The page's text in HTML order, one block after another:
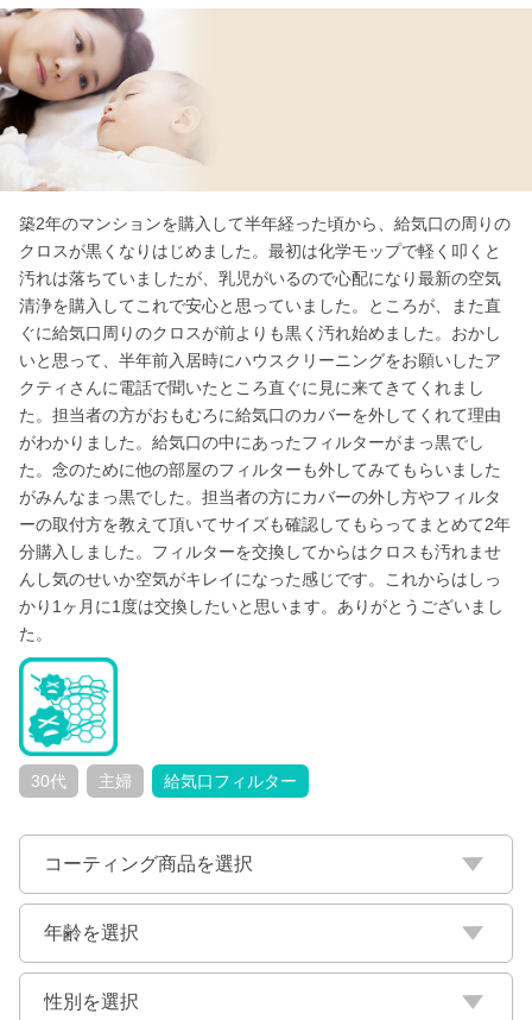
築2年のマンションを購入して半年経った頃から、給気口の周りの
クロスが黒くなりはじめました。最初は化学モップで軽く叩くと
汚れは落ちていましたが、乳児がいるので心配になり最新の空気
清浄を購入してこれで安心と思っていました。
ところが、また直
ぐに給気口周りのクロスが前よりも黒く汚れ始めました。おかし
いと思って、半年前入居時にハウスクリーニングをお願いしたア
クティさんに電話で聞いたところ直ぐに見に来てきてくれまし
た。担当者の方がおもむろに給気口のカバーを外してくれて理由
がわかりました。給気口の中にあったフィルターがまっ黒でし
た。念のために他の部屋のフィルターも外してみてもらいました
がみんなまっ黒でした。 担当者の方にカバーの外し方やフィルタ
ーの取付方を教えて頂いてサイズも確認してもらってまとめて2年
分購入しました。フィルターを交換してからはクロスも汚れませ
んし気のせいか空気がキレイになった感じです。これからはしっ
かり1ヶ月に1度は交換したいと思います。ありがとうございまし
た。
30代 主婦 給気口フィルター